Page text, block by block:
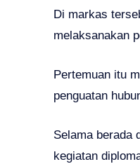
Di markas
melaksanakan
Pertemuan itu
penguatan
Selama berada
kegiatan